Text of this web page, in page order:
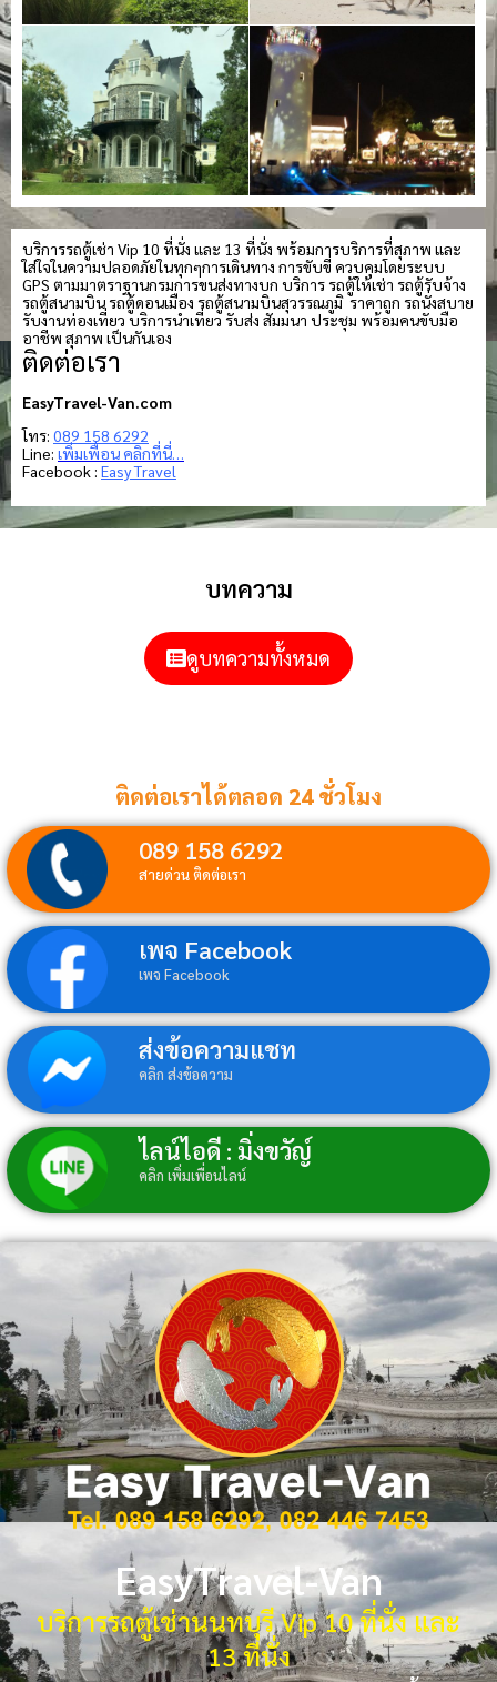
บริการรถตู้เช่า Vip 10 ที่นั่ง และ 13 ที่นั่ง พร้อมการบริการที่สุภาพ และ
ใส่ใจในความปลอดภัยในทุกๆการเดินทาง การขับขี่ ควบคุมโดยระบบ
GPS ตามมาตราฐานกรมการขนส่งทางบก บริการ รถตู้ให้เช่า รถตู้รับจ้าง
รถตู้สนามบิน รถตู้ดอนเมือง รถตู้สนามบินสุวรรณภูมิ ราคาถูก รถนั่งสบาย
รับงานท่องเที่ยว บริการนำเที่ยว รับส่ง สัมมนา ประชุม พร้อมคนขับมือ
อาชีพ สุภาพ เป็นกันเอง
ติดต่อเรา
EasyTravel-Van.com
โทร: 089 158 6292
Line: เพิ่มเพื่อน คลิกที่นี่…
Facebook : Easy Travel
บทความ
ดูบทความทั้งหมด
ติดต่อเราได้ตลอด 24 ชั่วโมง
089 158 6292
สายด่วน ติดต่อเรา
เพจ Facebook
เพจ Facebook
ส่งข้อความแชท
คลิก ส่งข้อความ
ไลน์ไอดี : มิ่งขวัญ์
คลิก เพิ่มเพื่อนไลน์
EasyTravel-Van
บริการรถตู้เช่านนทบุรี Vip 10 ที่นั่ง และ
13 ที่นั่ง